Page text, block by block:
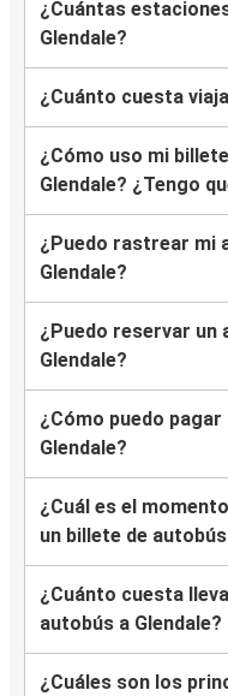
¿Cuántas
Glendale?
¿Cuánto cuesta
¿Cómo uso mi
Glendale? ¿Tengo
¿Puedo rastrear mi
Glendale?
¿Puedo reservar un
Glendale?
¿Cómo puedo
Glendale?
¿Cuál es el
un billete de
¿Cuánto cuesta
autobús a Glendale?
¿Cuáles son los